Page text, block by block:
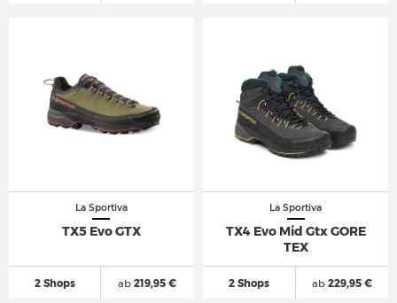
La Sportiva
TX5 Evo GTX
2 Shops ab 219,95 €
La Sportiva
TX4 Evo Mid Gtx GORE
TEX
2 Shops ab229,95 €